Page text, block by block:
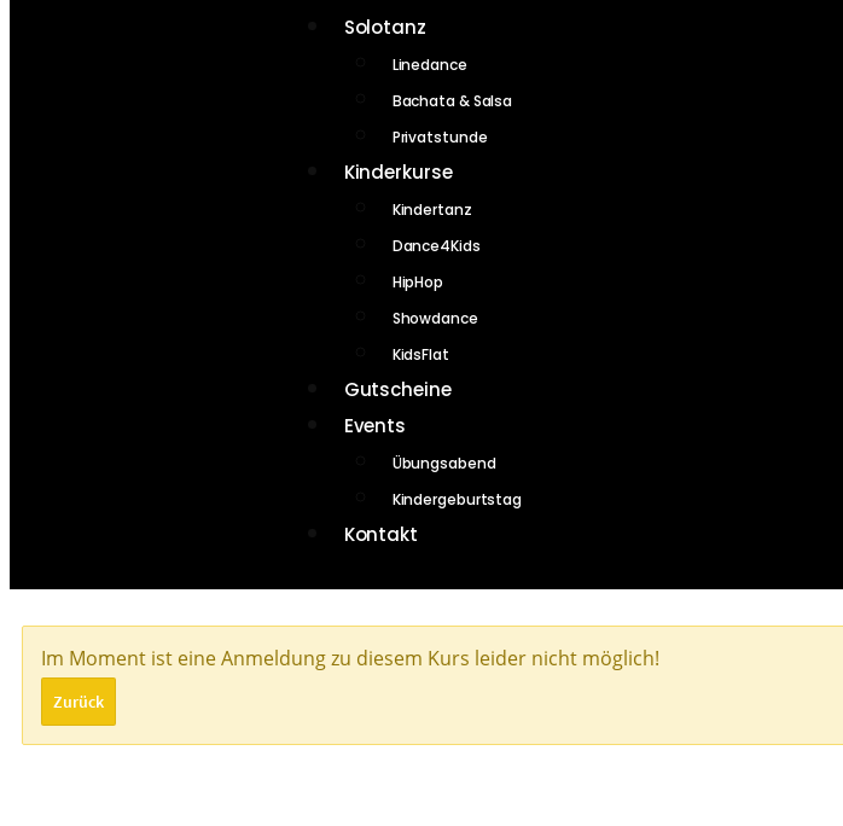
Solotanz
Linedance
Bachata & Salsa
Privatstunde
Kinderkurse
Kindertanz
Dance4Kids
HipHop
Showdance
KidsFlat
Gutscheine
Events
Übungsabend
Kindergeburtstag
Kontakt